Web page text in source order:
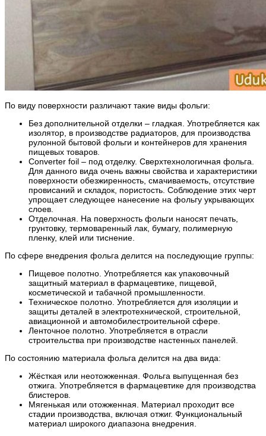
По виду поверхности различают такие виды фольги:
Без дополнительной отделки – гладкая. Употребляется как
изолятор, в производстве радиаторов, для производства
рулонной бытовой фольги и контейнеров для хранения
пищевых товаров.
Converter foil – под отделку. Сверхтехнологичная фольга.
Для данного вида очень важны свойства и характеристики
поверхности обезжиренность, смачиваемость, отсутствие
провисаний и складок, пористость. Соблюдение этих черт
упрощает следующее нанесение на фольгу укрывающих
слоев.
Отделочная. На поверхность фольги наносят печать,
грунтовку, термоваренный лак, бумагу, полимерную
пленку, клей или тиснение.
По сфере внедрения фольга делится на последующие группы:
Пищевое полотно. Употребляется как упаковочный
защитный материал в фармацевтике, пищевой,
косметической и табачной промышленности.
Техническое полотно. Употребляется для изоляции и
защиты деталей в электротехнической, строительной,
авиационной и автомобилестроительной сфере.
Ленточное полотно. Употребляется в отрасли
строительства при производстве настенных панелей.
По состоянию материала фольга делится на два вида:
Жёсткая или неотожженная. Фольга выпущенная без
отжига. Употребляется в фармацевтике для производства
блистеров.
Мягенькая или отожженная. Материал проходит все
стадии производства, включая отжиг. Функциональный
материал широкого диапазона внедрения.